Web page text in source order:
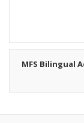
MFS Bilingual